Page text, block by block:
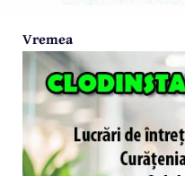
Vremea